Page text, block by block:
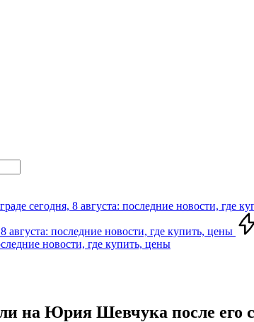
сегодня, 8 августа: последние новости, где
августа: последние новости, где купить, цены
новости, где купить, цены
на Юрия Шевчука после его